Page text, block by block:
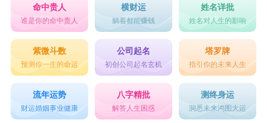
命中贵人
谁是你的命中贵人
横财运
躺着都能赚钱
姓名详批
姓名对人生的影响
紫微斗数
预测你一生的命运
公司起名
初创公司起名玄机
塔罗牌
指引你的未来人生
流年运势
财运婚姻事业健康
八字精批
解答人生困惑
测终身运
洞悉未来鸿图大运